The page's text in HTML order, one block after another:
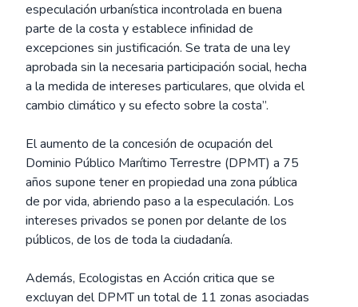
especulación urbanística incontrolada en buena
parte de la costa y establece infinidad de
excepciones sin justificación. Se trata de una ley
aprobada sin la necesaria participación social, hecha
a la medida de intereses particulares, que olvida el
cambio climático y su efecto sobre la costa”.
El aumento de la concesión de ocupación del
Dominio Público Marítimo Terrestre (DPMT) a 75
años supone tener en propiedad una zona pública
de por vida, abriendo paso a la especulación. Los
intereses privados se ponen por delante de los
públicos, de los de toda la ciudadanía.
Además, Ecologistas en Acción critica que se
excluyan del DPMT un total de 11 zonas asociadas